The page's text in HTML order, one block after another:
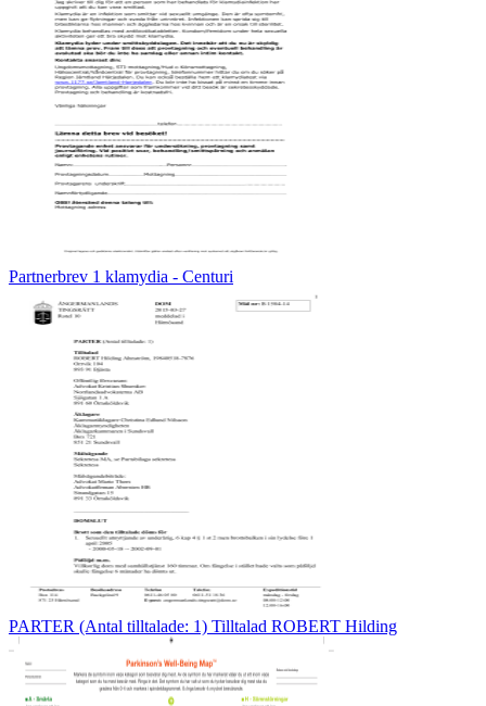
Partnerbrev 1 klamydia - Centuri
PARTER (Antal tilltalade: 1) Tilltalad ROBERT Hilding